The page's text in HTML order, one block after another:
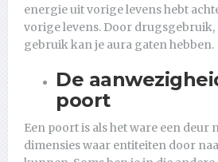
energie uit vorige levens hebt
vorige levens. Door
gebruik kan je aura gaten hebben.
De
poort
Een poort is als het ware een deur
dimensies waar entiteiten door